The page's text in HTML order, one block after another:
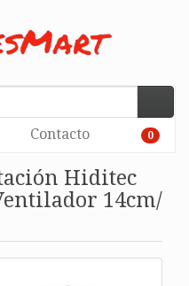
Contacto 0
Hiditec
14cm/